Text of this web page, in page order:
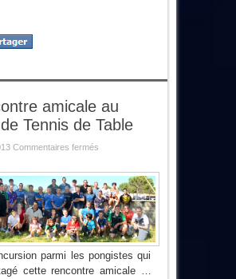
amicale au
Tennis de Table
Commentaires ferméssur
au
Club
de
Tennis
de
Table
parmi les pongistes qui
cette rencontre amicale …